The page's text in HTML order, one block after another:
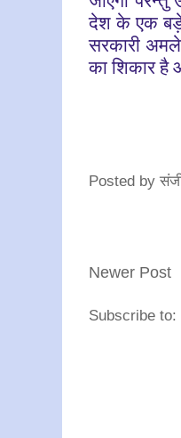
देश के एक बड़े
सरकारी अमले
का शिकार है
Posted by
Newer Post
Subscribe